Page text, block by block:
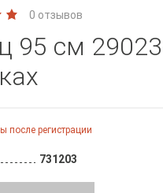
0 отзывов
95 см
после регистрации
731203